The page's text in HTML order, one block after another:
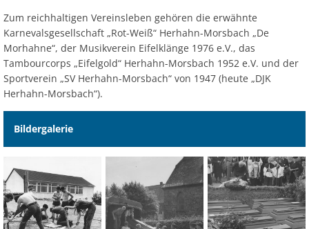
Zum reichhaltigen Vereinsleben gehören die erwähnte
Karnevalsgesellschaft „Rot-Weiß“ Herhahn-Morsbach „De
Morhahne“, der Musikverein Eifelklänge 1976 e.V., das
Tambourcorps „Eifelgold“ Herhahn-Morsbach 1952 e.V. und der
Sportverein „SV Herhahn-Morsbach“ von 1947 (heute „DJK
Herhahn-Morsbach“).
Bildergalerie